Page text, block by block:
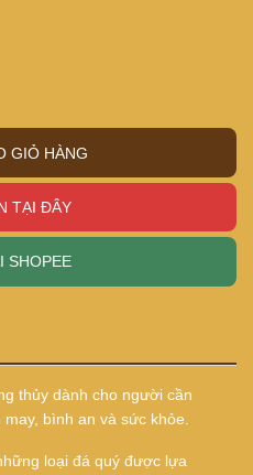
GIỎ HÀNG
TẠI ĐÂY
SHOPEE
thủy dành cho người cần
bình an và sức khỏe.
loại đá quý được lựa